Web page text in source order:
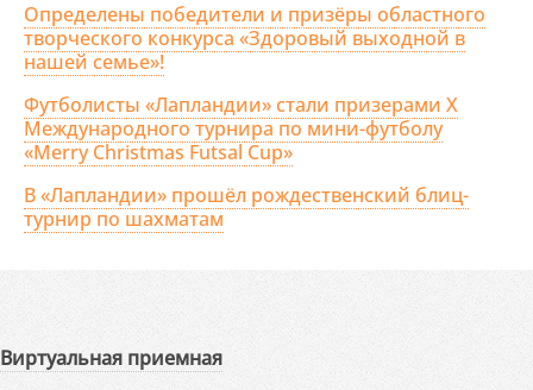
Определены победители и призёры областного
творческого конкурса «Здоровый выходной в
нашей семье»!
Футболисты «Лапландии» стали призерами X
Международного турнира по мини-футболу
«Merry Christmas Futsal Cup»
В «Лапландии» прошёл рождественский блиц-
турнир по шахматам
Виртуальная приемная